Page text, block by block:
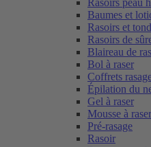
Rasoirs peau
Baumes et
Rasoirs et
Rasoirs de
Blaireau de
Bol à raser
Coffrets
Épilation du
Gel à raser
Mousse à raser
Pré-rasage
Rasoir